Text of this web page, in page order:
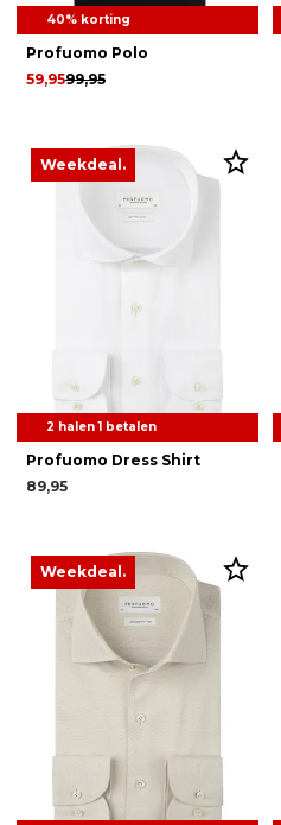
40% korting
Profuomo Polo
99,95
59,95
Weekdeal.
2 halen 1 betalen
Profuomo Dress Shirt
89,95
Weekdeal.